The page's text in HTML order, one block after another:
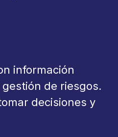
información
de riesgos.
decisiones y